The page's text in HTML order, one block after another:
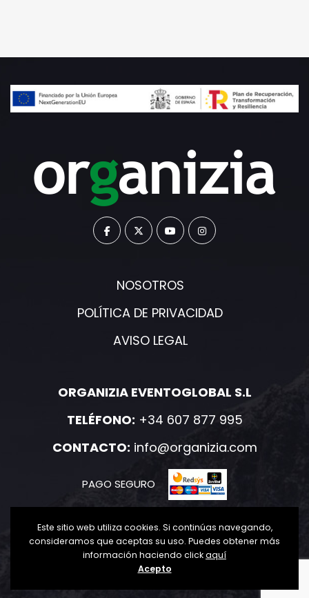
NOSOTROS
POLÍTICA DE PRIVACIDAD
AVISO LEGAL
ORGANIZIA EVENTOGLOBAL S.L
TELÉFONO: +34 607 877 995
CONTACTO: info@organizia.com
PAGO SEGURO
2020-2021 Organizia. Todos los derechos reservados.
Este sitio web utiliza cookies. Si continúas navegando,
consideramos que aceptas su uso. Puedes obtener más
información haciendo clickaquí
Acepto